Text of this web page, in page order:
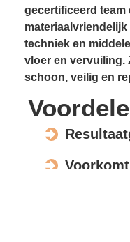
gecertificeerd team
techniek en
vloer en vervuiling.
schoon, veilig en